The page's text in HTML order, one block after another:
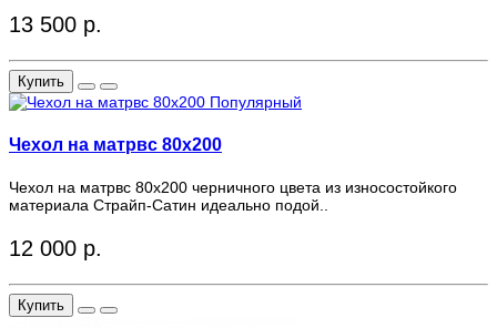
13 500 р.
Купить
Популярный
Чехол на матрвс 80x200
Чехол на матрвс 80x200 черничного цвета из износостойкого
материала Страйп-Сатин идеально подой..
12 000 р.
Купить